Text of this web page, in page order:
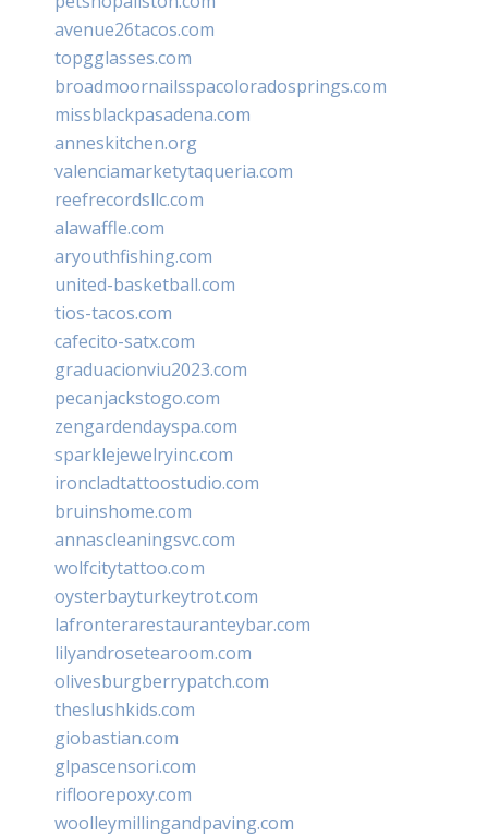
avenue26tacos.com
topgglasses.com
broadmoornailsspacoloradosprings.com
missblackpasadena.com
anneskitchen.org
valenciamarketytaqueria.com
reefrecordsllc.com
alawaffle.com
aryouthfishing.com
united-basketball.com
tios-tacos.com
cafecito-satx.com
graduacionviu2023.com
pecanjackstogo.com
zengardendayspa.com
sparklejewelryinc.com
ironcladtattoostudio.com
bruinshome.com
annascleaningsvc.com
wolfcitytattoo.com
oysterbayturkeytrot.com
lafronterarestauranteybar.com
lilyandrosetearoom.com
olivesburgberrypatch.com
theslushkids.com
giobastian.com
glpascensori.com
rifloorepoxy.com
woolleymillingandpaving.com